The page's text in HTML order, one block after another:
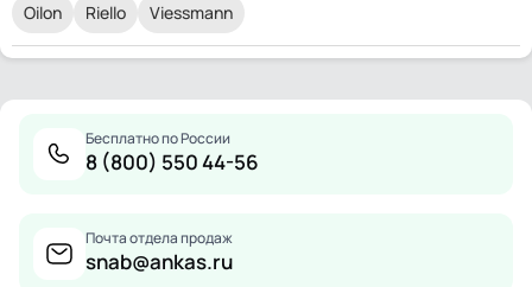
Oilon
Riello Viessmann
Бесплатно по России
8 (800) 550 44-56
Почта отдела продаж
snab@ankas.ru